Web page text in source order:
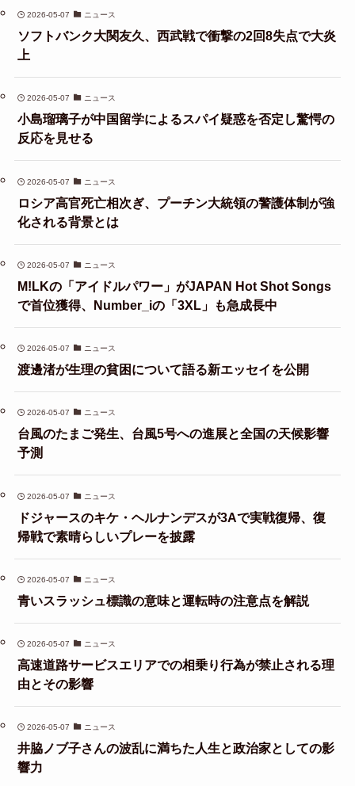
2026-05-07 ニュース
ソフトバンク大関友久、西武戦で衝撃の2回8失点で大炎
上
2026-05-07 ニュース
小島瑠璃子が中国留学によるスパイ疑惑を否定し驚愕の
反応を見せる
2026-05-07 ニュース
ロシア高官死亡相次ぎ、プーチン大統領の警護体制が強
化される背景とは
2026-05-07 ニュース
M!LKの「アイドルパワー」がJAPAN Hot Shot Songs
で首位獲得、Number_iの「3XL」も急成長中
2026-05-07 ニュース
渡邊渚が生理の貧困について語る新エッセイを公開
2026-05-07 ニュース
台風のたまご発生、台風5号への進展と全国の天候影響
予測
2026-05-07 ニュース
ドジャースのキケ・ヘルナンデスが3Aで実戦復帰、復
帰戦で素晴らしいプレーを披露
2026-05-07 ニュース
青いスラッシュ標識の意味と運転時の注意点を解説
2026-05-07 ニュース
高速道路サービスエリアでの相乗り行為が禁止される理
由とその影響
2026-05-07 ニュース
井脇ノブ子さんの波乱に満ちた人生と政治家としての影
響力